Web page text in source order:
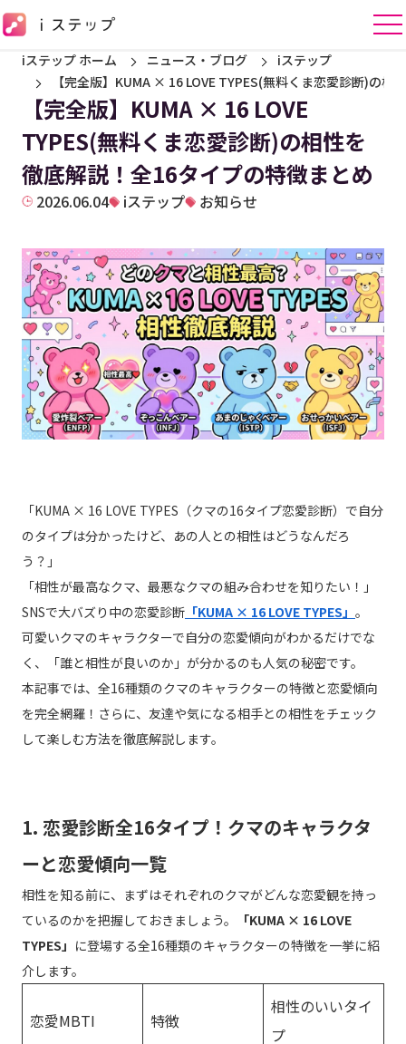
iステップ ホーム ニュース・ブログ
iステップ
【完全版】KUMA × 16 LOVE TYPES(無料くま恋愛診断)の
【完全版】KUMA × 16 LOVE
TYPES(無料くま恋愛診断)の相性を
徹底解説！全16タイプの特徴まとめ
2026.06.04 iステップ お知らせ
「KUMA × 16 LOVE TYPES（クマの16タイプ恋愛診断）で自分
のタイプは分かったけど、あの人との相性はどうなんだろ
う？」
「相性が最高なクマ、最悪なクマの組み合わせを知りたい！」
SNSで大バズり中の恋愛診断 「KUMA × 16 LOVE TYPES」 。
可愛いクマのキャラクターで自分の恋愛傾向がわかるだけでな
く、「誰と相性が良いのか」が分かるのも人気の秘密です。
本記事では、全16種類のクマのキャラクターの特徴と恋愛傾向
を完全網羅！さらに、友達や気になる相手との相性をチェック
して楽しむ方法を徹底解説します。
1. 恋愛診断全16タイプ！クマのキャラクタ
ーと恋愛傾向一覧
相性を知る前に、まずはそれぞれのクマがどんな恋愛観を持っ
ているのかを把握しておきましょう。
「KUMA × 16 LOVE
TYPES」 に登場する全16種類のキャラクターの特徴を一挙に紹
介します。
恋愛MBTI 特徴
相性のいいタイ
プ